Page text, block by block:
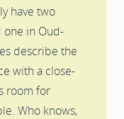
have two
one in Oud-
describe the
with a close-
room for
Who knows,